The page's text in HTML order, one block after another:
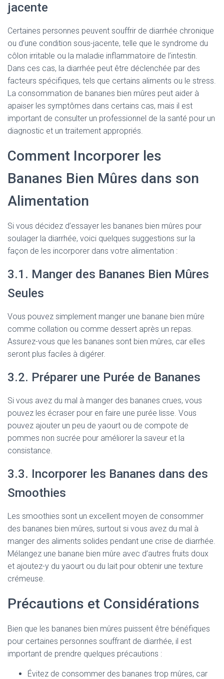
jacente
Certaines personnes peuvent souffrir de diarrhée chronique
ou d’une condition sous-jacente, telle que le syndrome du
côlon irritable ou la maladie inflammatoire de l’intestin.
Dans ces cas, la diarrhée peut être déclenchée par des
facteurs spécifiques, tels que certains aliments ou le stress.
La consommation de bananes bien mûres peut aider à
apaiser les symptômes dans certains cas, mais il est
important de consulter un professionnel de la santé pour un
diagnostic et un traitement appropriés.
Comment Incorporer les
Bananes Bien Mûres dans son
Alimentation
Si vous décidez d’essayer les bananes bien mûres pour
soulager la diarrhée, voici quelques suggestions sur la
façon de les incorporer dans votre alimentation :
3.1. Manger des Bananes Bien Mûres
Seules
Vous pouvez simplement manger une banane bien mûre
comme collation ou comme dessert après un repas.
Assurez-vous que les bananes sont bien mûres, car elles
seront plus faciles à digérer.
3.2. Préparer une Purée de Bananes
Si vous avez du mal à manger des bananes crues, vous
pouvez les écraser pour en faire une purée lisse. Vous
pouvez ajouter un peu de yaourt ou de compote de
pommes non sucrée pour améliorer la saveur et la
consistance.
3.3. Incorporer les Bananes dans des
Smoothies
Les smoothies sont un excellent moyen de consommer
des bananes bien mûres, surtout si vous avez du mal à
manger des aliments solides pendant une crise de diarrhée.
Mélangez une banane bien mûre avec d’autres fruits doux
et ajoutez-y du yaourt ou du lait pour obtenir une texture
crémeuse.
Précautions et Considérations
Bien que les bananes bien mûres puissent être bénéfiques
pour certaines personnes souffrant de diarrhée, il est
important de prendre quelques précautions :
Évitez de consommer des bananes trop mûres, car